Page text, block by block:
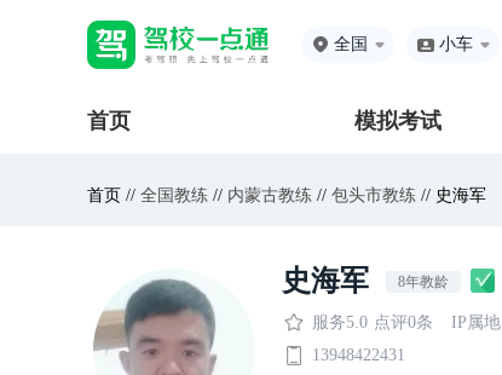
全国 小车
首页 模拟考试
首页 // 全国教练 // 内蒙古教练 // 包头市教练 // 史海军
史海军 8年教龄
服务5.0 点评0条 IP属地
13948422431